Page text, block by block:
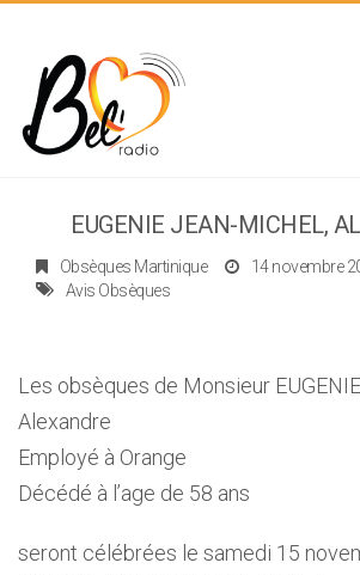
EUGENIE JEAN-MICHEL,
Obsèques Martinique
14 novembre
Avis Obsèques
Les obsèques de Monsieur
Alexandre
Employé à Orange
Décédé à l’age de 58 ans
seront célébrées le samedi 15